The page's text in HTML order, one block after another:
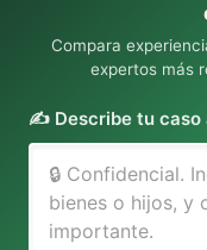
Compara
expertos más
✍️ Describe tu caso